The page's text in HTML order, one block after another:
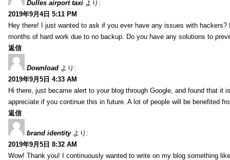
Dulles airport taxi より:
2019年9月4日 5:11 PM
Hey there! I just wanted to ask if you ever have any issues with
months of hard work due to no backup. Do you have any solutions to
返信
Download より:
2019年9月5日 4:33 AM
Hi there, just became alert to your blog through Google, and found that it
appreciate if you continue this in future. A lot of people will be benefited
返信
brand identity より:
2019年9月5日 8:32 AM
Wow! Thank you! I continuously wanted to write on my blog something